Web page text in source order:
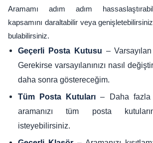
Aramamı adım adım
kapsamını daraltabilir veya
bulabilirsiniz.
Geçerli Posta Kutusu –
Gerekirse varsayılanınızı nasıl
daha sonra göstereceğim.
Tüm Posta Kutuları – Daha fazla
aramanızı tüm posta
isteyebilirsiniz.